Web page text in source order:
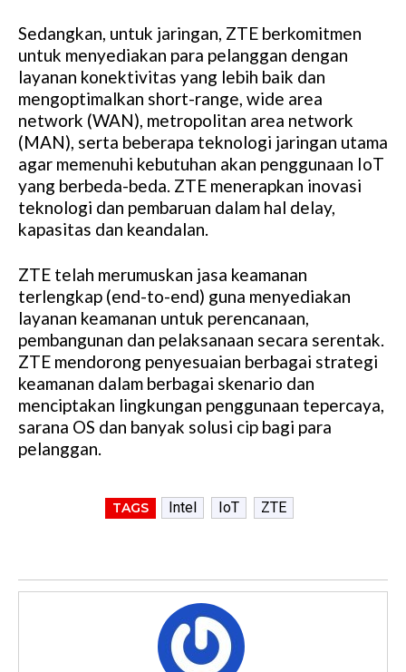
Sedangkan, untuk jaringan, ZTE berkomitmen
untuk menyediakan para pelanggan dengan
layanan konektivitas yang lebih baik dan
mengoptimalkan short-range, wide area
network (WAN), metropolitan area network
(MAN), serta beberapa teknologi jaringan utama
agar memenuhi kebutuhan akan penggunaan IoT
yang berbeda-beda. ZTE menerapkan inovasi
teknologi dan pembaruan dalam hal delay,
kapasitas dan keandalan.
ZTE telah merumuskan jasa keamanan
terlengkap (end-to-end) guna menyediakan
layanan keamanan untuk perencanaan,
pembangunan dan pelaksanaan secara serentak.
ZTE mendorong penyesuaian berbagai strategi
keamanan dalam berbagai skenario dan
menciptakan lingkungan penggunaan tepercaya,
sarana OS dan banyak solusi cip bagi para
pelanggan.
TAGS Intel IoT ZTE